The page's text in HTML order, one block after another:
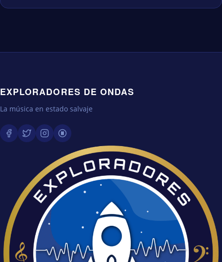
EXPLORADORES DE ONDAS
La música en estado salvaje